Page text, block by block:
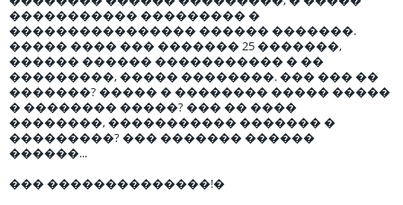
����������� ��������� �
���������������� ������ �������.
����� ���� ��� ������� 25 �������,
������ ������ ����������� � ��
���������, ����� ��������. ��� ��� ��
�������? ����� � �������� ����� �����
� �������� �����? ��� �� ����
��������, ����������� ������� �
���������? ��� ������� ������
������...
��� ��������������!�